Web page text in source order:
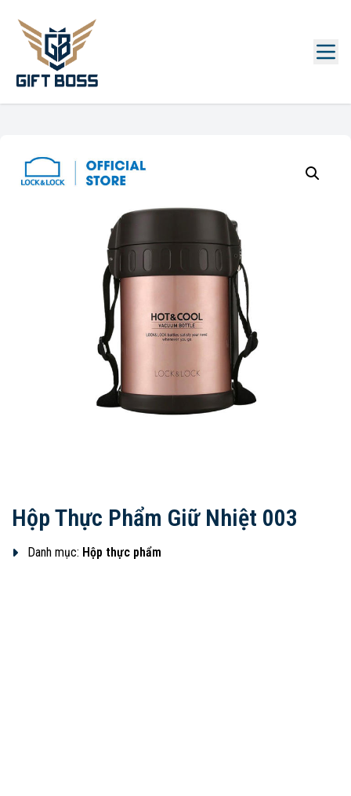
Hộp Thực Phẩm Giữ Nhiệt 003
Danh mục: Hộp thực phẩm